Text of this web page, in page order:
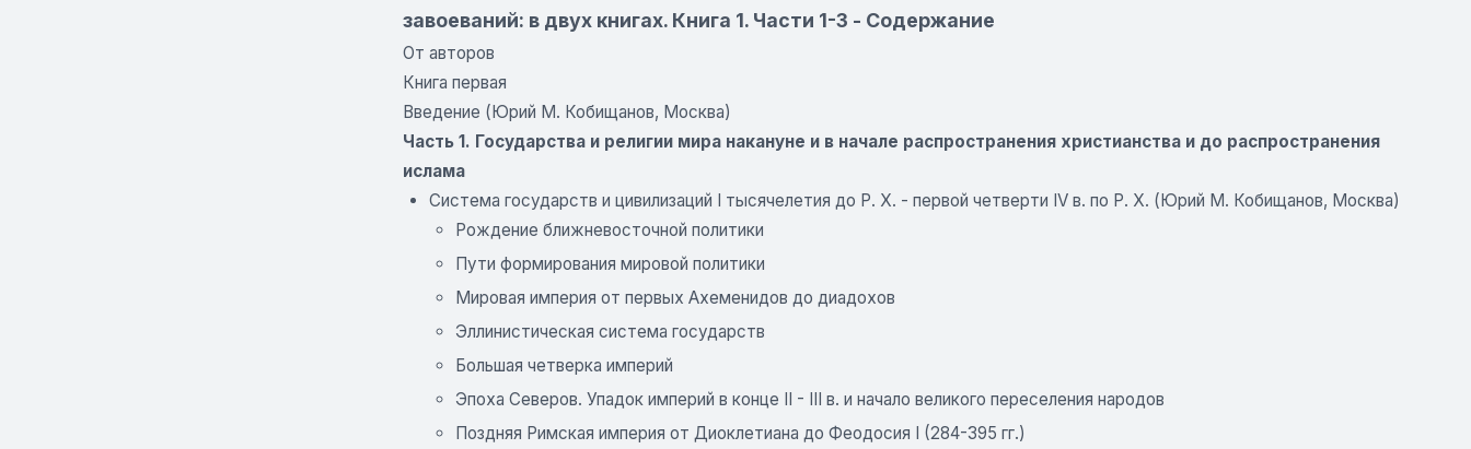
завоеваний: в двух книгах. Книга 1. Части 1-3 - Содержание
От авторов
Книга первая
Введение (Юрий М. Кобищанов, Москва)
Часть 1. Государства и религии мира накануне и в начале распространения христианства и до распространения
ислама
Система государств и цивилизаций I тысячелетия до Р. X. - первой четверти IV в. по Р. X. (Юрий М. Кобищанов, Москва)
Рождение ближневосточной политики
Пути формирования мировой политики
Мировая империя от первых Ахеменидов до диадохов
Эллинистическая система государств
Большая четверка империй
Эпоха Северов. Упадок империй в конце II - III в. и начало великого переселения народов
Поздняя Римская империя от Диоклетиана до Феодосия I (284-395 гг.)